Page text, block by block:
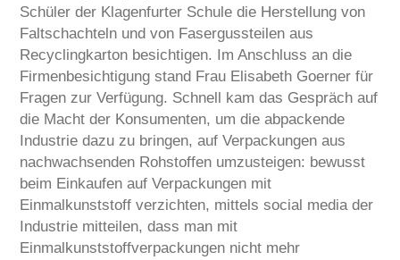
SERVICE
KARRIERE
KONTAKT
Schüler der Klagenfurter Schule die Herstellung von
Faltschachteln und von Fasergussteilen aus
Recyclingkarton besichtigen. Im Anschluss an die
Firmenbesichtigung stand Frau Elisabeth Goerner für
Fragen zur Verfügung. Schnell kam das Gespräch auf
die Macht der Konsumenten, um die abpackende
Industrie dazu zu bringen, auf Verpackungen aus
nachwachsenden Rohstoffen umzusteigen: bewusst
beim Einkaufen auf Verpackungen mit
Einmalkunststoff verzichten, mittels social media der
Industrie mitteilen, dass man mit
Einmalkunststoffverpackungen nicht mehr